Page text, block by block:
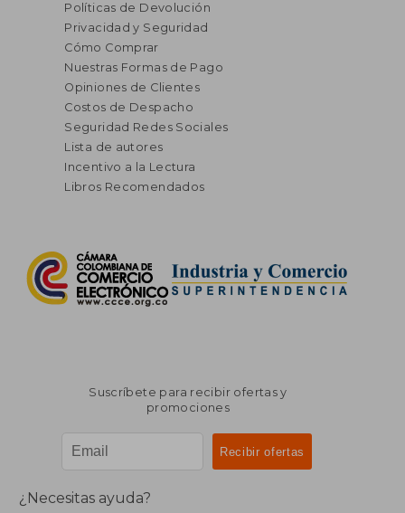
Políticas de Devolución
Privacidad y Seguridad
Cómo Comprar
Nuestras Formas de Pago
Opiniones de Clientes
Costos de Despacho
Seguridad Redes Sociales
Lista de autores
Incentivo a la Lectura
Libros Recomendados
Suscríbete para recibir ofertas y
promociones
¿Necesitas ayuda?